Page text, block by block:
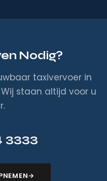
Nodig?
taxivervoer in
staan altijd voor u
3333